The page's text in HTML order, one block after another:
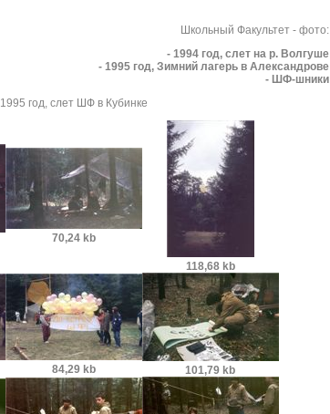
Школьный Факультет - фото:
- 1994 год, слет на р. Волгуше
- 1995 год, Зимний лагерь в Александрове
- ШФ-шники
1995 год, слет ШФ в Кубинке
70,24 kb
118,68 kb
84,29 kb 101,79 kb